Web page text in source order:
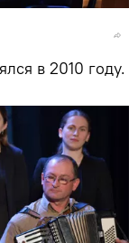
в 2010 году.